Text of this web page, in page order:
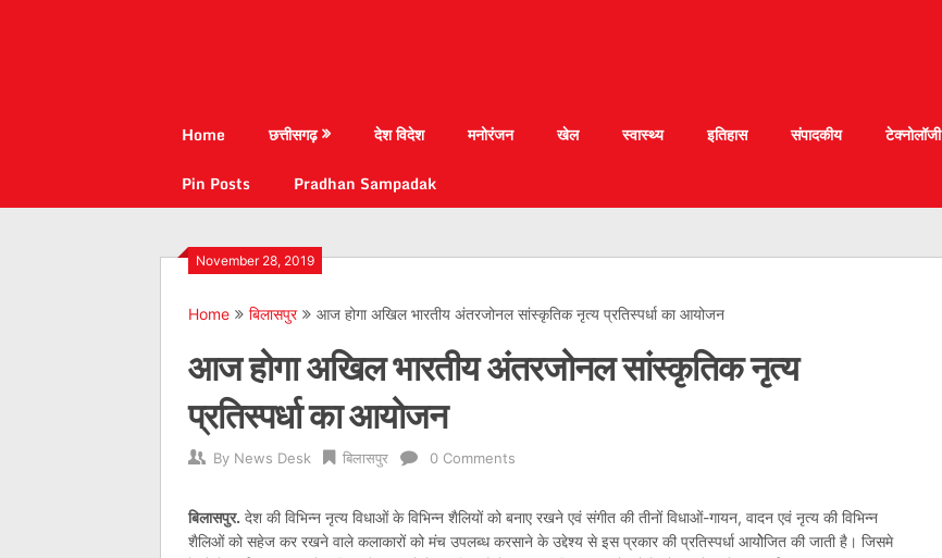
Home छत्तीसगढ़ देश विदेश मनोरंजन खेल स्वास्थ्य इतिहास संपादकीय टेक्नोलॉजी
Pin Posts
Pradhan Sampadak
November 28, 2019
Home बिलासपुर आज होगा अखिल भारतीय अंतरजोनल सांस्कृतिक नृत्य प्रतिस्पर्धा का आयोजन
आज होगा अखिल भारतीय अंतरजोनल सांस्कृतिक नृत्य
प्रतिस्पर्धा का आयोजन
By News Desk बिलासपुर 0 Comments
बिलासपुर. देश की विभिन्न नृत्य विधाओं के विभिन्न शैलियों को बनाए रखने एवं संगीत की तीनों विधाओं-गायन, वादन एवं नृत्य की विभिन्न
शैलिओं को सहेज कर रखने वाले कलाकारों को मंच उपलब्ध करसाने के उद्देश्य से इस प्रकार की प्रतिस्पर्धा आयोेेजित की जाती है। जिसमे